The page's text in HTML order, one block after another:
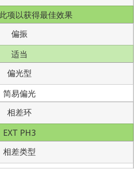
项以获得最佳效果
偏振
适当
偏光型
简易偏光
相差环
EXT PH3
相差类型